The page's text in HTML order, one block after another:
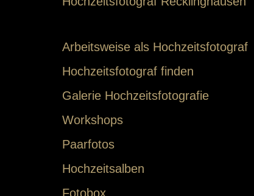
Arbeitsweise als Hochzeitsfotograf
Hochzeitsfotograf finden
Galerie Hochzeitsfotografie
Workshops
Paarfotos
Hochzeitsalben
Fotobox